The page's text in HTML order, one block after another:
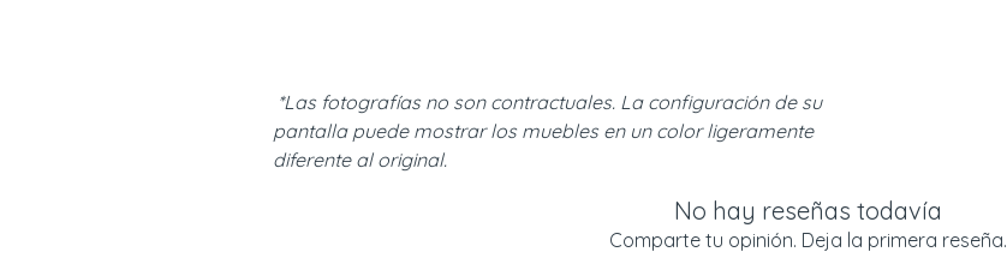
*Las fotografías no son contractuales. La configuración de su
pantalla puede mostrar los muebles en un color ligeramente
diferente al original.
No hay reseñas todavía
Comparte tu opinión. Deja la primera reseña.